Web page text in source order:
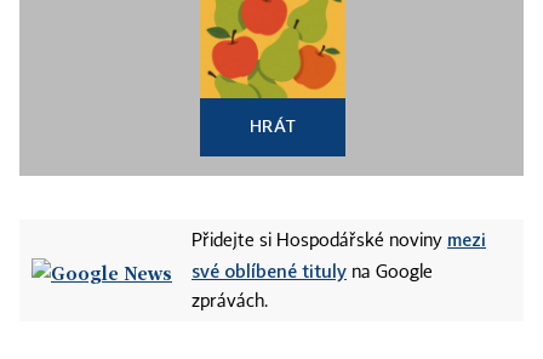
HRÁT
Přidejte si Hospodářské noviny mezi
své oblíbené tituly na Google
zprávách.